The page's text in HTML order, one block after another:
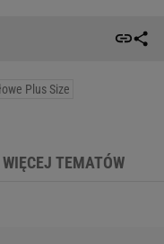
Plus Size
WIĘCEJ TEMATÓW